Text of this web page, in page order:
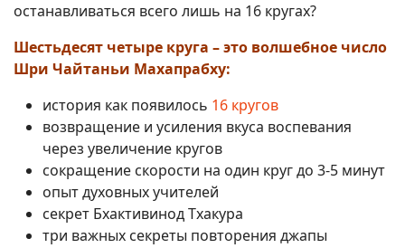
останавливаться всего лишь на 16 кругах?
Шестьдесят четыре круга – это волшебное число
Шри Чайтаньи Махапрабху:
история как появилось 16 кругов
возвращение и усиления вкуса воспевания
через увеличение кругов
сокращение скорости на один круг до 3-5 минут
опыт духовных учителей
секрет Бхактивинод Тхакура
три важных секреты повторения джапы